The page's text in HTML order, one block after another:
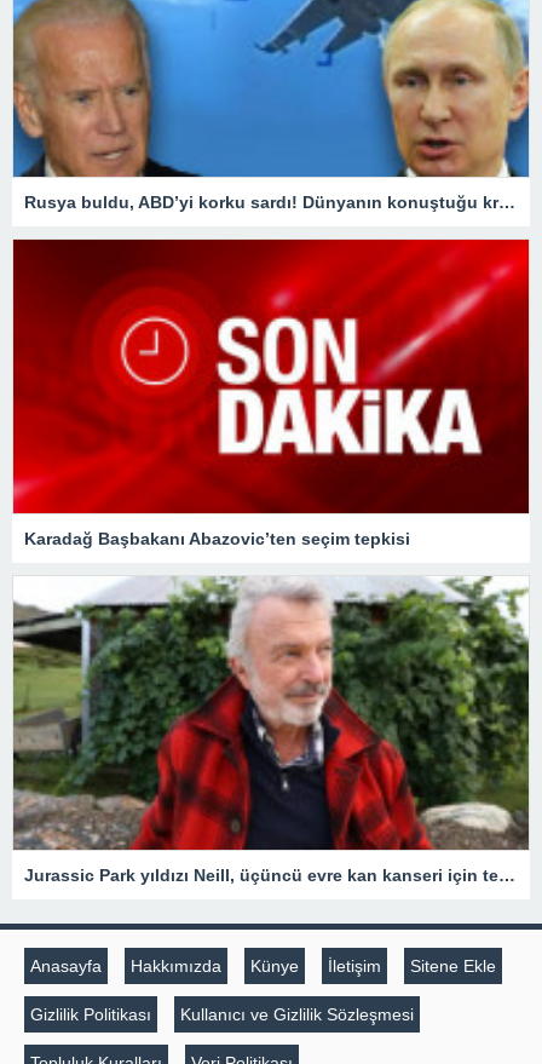
Rusya buldu, ABD’yi korku sardı! Dünyanın konuştuğu krizde kilit ülke Türkiye oldu
Karadağ Başbakanı Abazovic’ten seçim tepkisi
Jurassic Park yıldızı Neill, üçüncü evre kan kanseri için tedavi gördüğünü açıkladı
Anasayfa Hakkımızda Künye İletişim Sitene Ekle
Gizlilik Politikası Kullanıcı ve Gizlilik Sözleşmesi